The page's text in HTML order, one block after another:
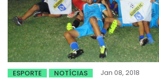
ESPORTE NOTÍCIAS Jan 08, 2018